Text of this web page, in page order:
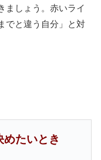
ましょう。赤いライ
でと違う自分」と対
たいとき